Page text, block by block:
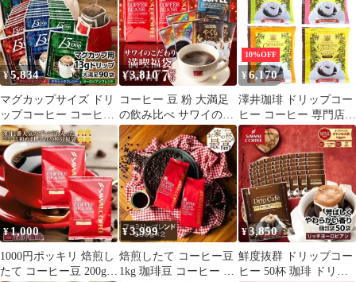
フェイン 福袋 50杯分
個包装 8g セット ブラ
ジル
ー専門店 160杯分 セッ
ト マイルドブレンド
フェイン 福袋 80杯分
個包装 8g 飲み比べ セ
ットブラジル マンデリ
ン ブレンド モカ
¥5,834
マグカップサイズ ドリ
ップコーヒー コーヒー
大容量 濃いめ 13g マグ
カップ ドリップパック
13Drip 福袋 90杯分 個
包装 13g 飲み比べ セッ
ト オリジナル クラシッ
ク ヨーロピアン
¥3,810
コーヒー 豆 粉 大満足
の飲み比べ サワイのこ
だわり満喫福袋 ロマン
ブレンド やくも 夢浪漫
アイスコーヒー 200g×2
袋 8g×30袋 1000ml×1本
10%OFF
¥6,170
澤井珈琲 ドリップコー
ヒー コーヒー 専門店
珈琲 ４種のカフェイン
レス ドリップバッグ コ
ーヒー80杯分 セット [4
種アソート] [8グラム
(x 80)]
¥1,000
1000円ポッキリ 焙煎し
たて コーヒー豆 200g
¥3,999
焙煎したて コーヒー豆
1kg 珈琲豆 コーヒー 大
¥3,850
鮮度抜群 ドリップコー
ヒー 50杯 珈琲 ドリッ